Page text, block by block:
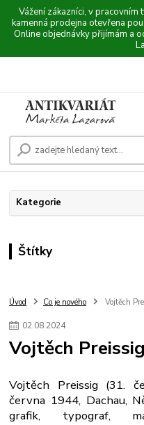
Vážení zákazníci, v
kamenná prodejna otevřena
Online objednávky přijímám a
Kategorie
Štítky
Úvod Co je nového Vojtěch
02.08.2024
Vojtěch
Vojtěch Preissig (31.
června 1944, Dachau,
grafik, typograf,